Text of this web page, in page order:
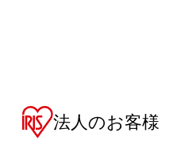
法人のお客様